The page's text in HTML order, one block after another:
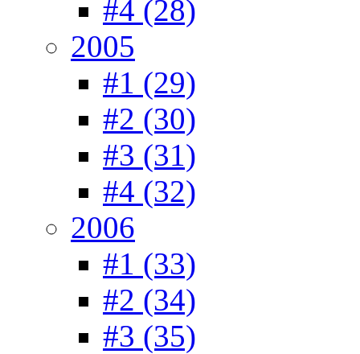
#4 (28)
2005
#1 (29)
#2 (30)
#3 (31)
#4 (32)
2006
#1 (33)
#2 (34)
#3 (35)